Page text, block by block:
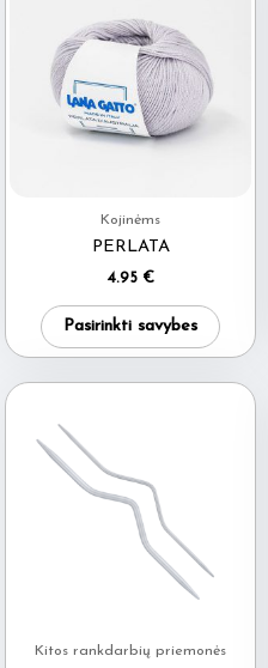
Kojinėms
PERLATA
4.95 €
Pasirinkti savybes
product
Kitos rankdarbių priemonės